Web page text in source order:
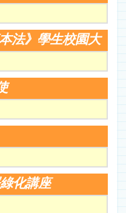
法》學生校園大
化講座